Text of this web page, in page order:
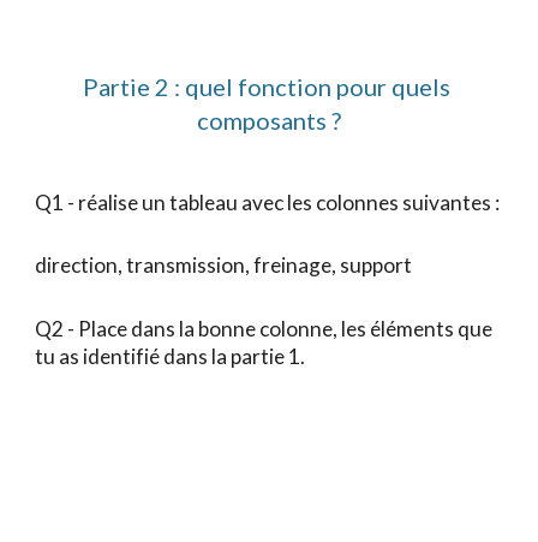
Partie 2 : quel fonction pour quels
composants ?
Q1 - réalise un tableau avec les colonnes suivantes :
direction, transmission, freinage, support
Q2 - Place dans la bonne colonne, les éléments que
tu as identifié dans la partie 1.